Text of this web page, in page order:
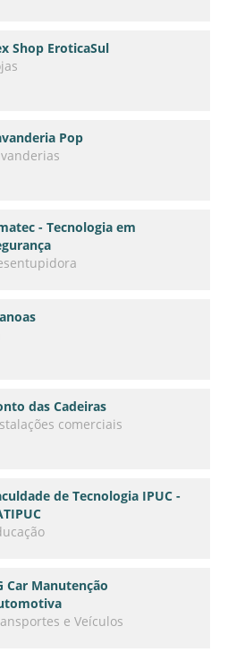
Shop EroticaSul
Pop
- Tecnologia em
das Cadeiras
comerciais
de Tecnologia IPUC -
Car Manutenção
e Veículos